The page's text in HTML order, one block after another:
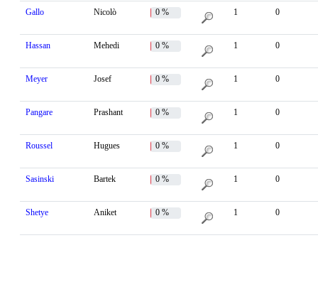
Gallo Nicolò 0 % 1 0
Hassan Mehedi 0 % 1 0
Meyer Josef 0 % 1 0
Pangare Prashant 0 % 1 0
Roussel Hugues 0 % 1 0
Sasinski Bartek 0 % 1 0
Shetye Aniket 0 % 1 0